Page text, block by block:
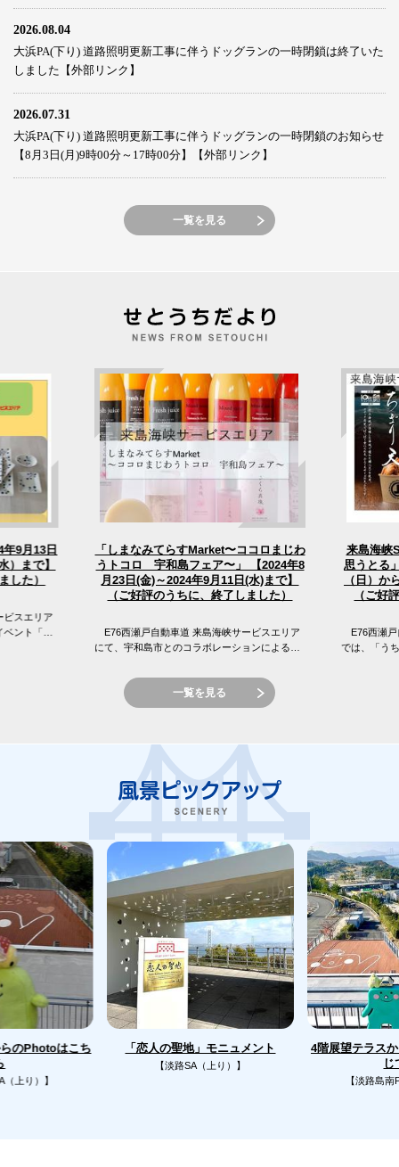
2026.08.04
大浜PA(下り) 道路照明更新工事に伴うドッグランの一時閉鎖は終了いた
しました【外部リンク】
2026.07.31
大浜PA(下り) 道路照明更新工事に伴うドッグランの一時閉鎖のお知らせ
【8月3日(月)9時00分～17時00分】【外部リンク】
一覧を見る
9月13日
）まで】
した）
スエリア
ント「え
「しまなみてらすMarket〜ココロまじわ
うトコロ 宇和島フェア〜」 【2024年8
月23日(金)～2024年9月11日(水)まで】
（ご好評のうちに、終了しました）
E76西瀬戸自動車道 来島海峡サービスエリア
にて、宇和島市とのコラボレーションによる
ロ 宇和島フェア〜」を開催...
来島海峡
思うとる
（日）か
（ご好
E76西瀬戸
では、「う
一覧を見る
のPhotoはこち
（上り）】
「恋人の聖地」モニュメント
【淡路SA（上り）】
4階展望テラス
じ
【淡路島南